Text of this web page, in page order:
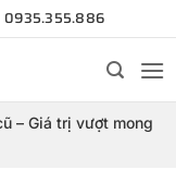
0935.355.886
– Giá trị vượt mong